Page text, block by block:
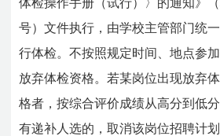
号）文件执行，由学校主管部门统
行体检。不按照规定时间、地点参
放弃体检资格。若某岗位出现放弃
格者，按综合评价成绩从高分到低
有递补人选的，取消该岗位招聘计